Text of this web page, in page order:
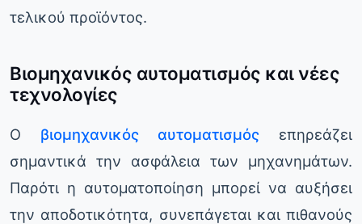
τελικού προϊόντος.
Βιομηχανικός αυτοματισμός και νέες
τεχνολογίες
Ο βιομηχανικός αυτοματισμός επηρεάζει
σημαντικά την ασφάλεια των μηχανημάτων.
Παρότι η αυτοματοποίηση μπορεί να αυξήσει
την αποδοτικότητα, συνεπάγεται και πιθανούς